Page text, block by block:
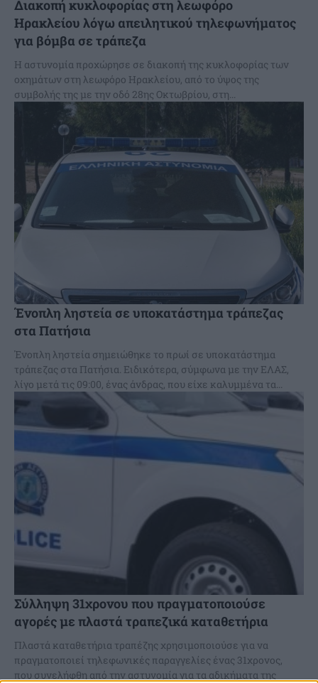
Διακοπή κυκλοφορίας στη λεωφόρο
Ηρακλείου λόγω απειλητικού τηλεφωνήματος
για βόμβα σε τράπεζα
Η αστυνομία προχώρησε σε διακοπή της κυκλοφορίας των
οχημάτων στη λεωφόρο Ηρακλείου, από το ύψος της
συμβολής της με την οδό 28ης Οκτωβρίου, στη...
Ένοπλη ληστεία σε υποκατάστημα τράπεζας
στα Πατήσια
Ένοπλη ληστεία σημειώθηκε το πρωί σε υποκατάστημα
τράπεζας στα Πατήσια. Ειδικότερα, σύμφωνα με την ΕΛΑΣ,
λίγο μετά τις 09:00, ένας άνδρας, που είχε καλυμμένα τα...
Σύλληψη 31χρονου που πραγματοποιούσε
αγορές με πλαστά τραπεζικά καταθετήρια
Πλαστά καταθετήρια τραπέζης χρησιμοποιούσε για να
πραγματοποιεί τηλεφωνικές παραγγελίες ένας 31χρονος,
που συνελήφθη από την αστυνομία για τα αδικήματα της